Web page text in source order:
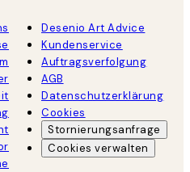
Desenio Art Advice
Kundenservice
Auftragsverfolgung
AGB
Datenschutzerklärung
Cookies
Stornierungsanfrage
Cookies verwalten